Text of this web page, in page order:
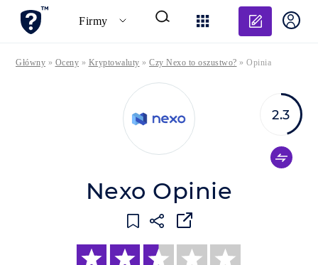
Firmy
Dodaj
Główny » Oceny » Kryptowaluty » Czy Nexo to oszustwo? » Opinia
Nexo Opinie
2.3